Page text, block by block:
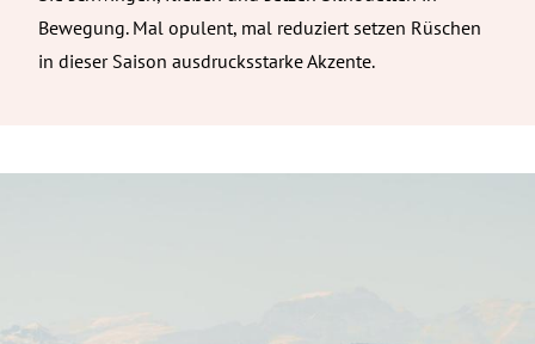
Untermenü
Bewegung. Mal opulent, mal reduziert setzen Rüschen
in dieser Saison ausdrucksstarke Akzente.